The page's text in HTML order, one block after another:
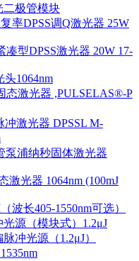
二极管模块
率DPSS调Q激光器 25W
凑型DPSS激光器 20W 17-
1064nm
态激光器 ,PULSELAS®-P
激光器 DPSSL M-
泵浦纳秒固体激光器
激光器 1064nm (100mJ
波长405-1550nm可选）
光源（模块式）1.2μJ
冲光源（1.2μJ）